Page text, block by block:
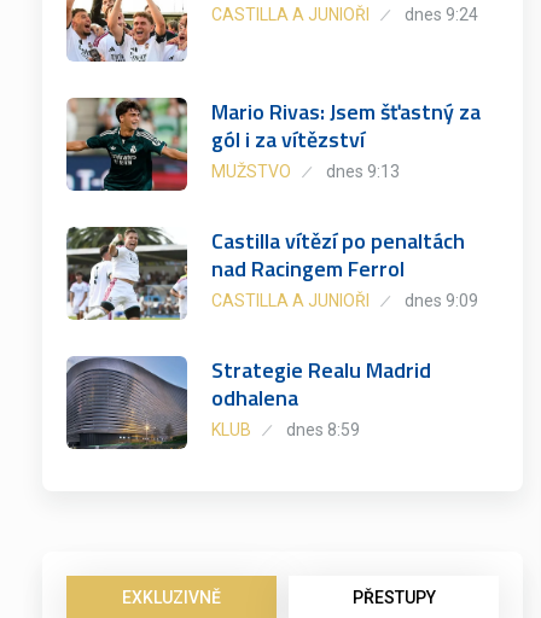
CASTILLA A JUNIOŘI dnes 9:24
Mario Rivas: Jsem šťastný za
gól i za vítězství
MUŽSTVO dnes 9:13
Castilla vítězí po penaltách
nad Racingem Ferrol
CASTILLA A JUNIOŘI dnes 9:09
Strategie Realu Madrid
odhalena
KLUB dnes 8:59
EXKLUZIVNĚ PŘESTUPY